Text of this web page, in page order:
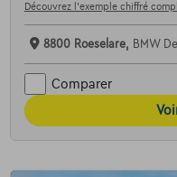
Découvrez l’exemple chiffré
8800 Roeselare, BMW
Comparer